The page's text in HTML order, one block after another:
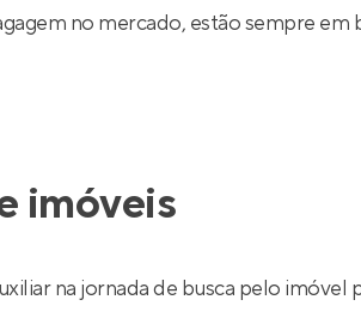
no mercado, estão sempre
imóveis
na jornada de busca pelo